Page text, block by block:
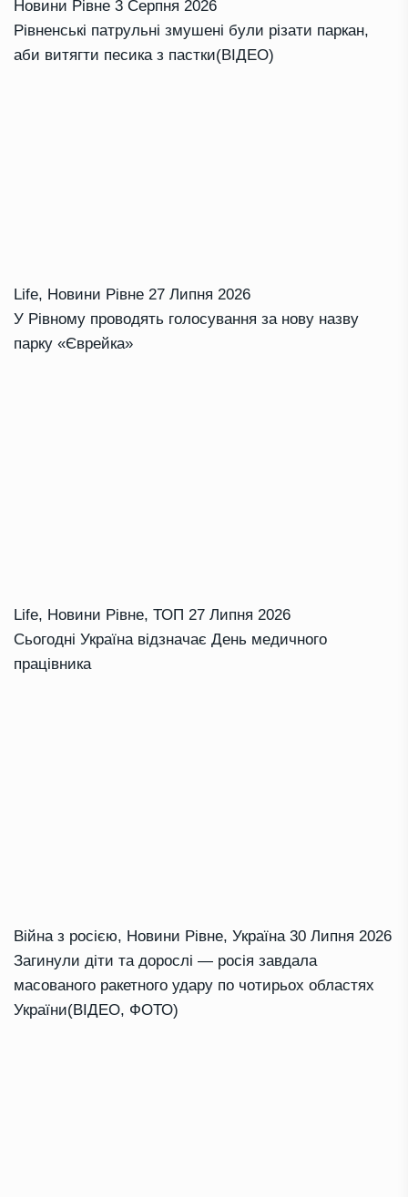
Новини Рівне 3 Серпня 2026
Рівненські патрульні змушені були різати паркан,
аби витягти песика з пастки(ВІДЕО)
Life, Новини Рівне 27 Липня 2026
У Рівному проводять голосування за нову назву
парку «Єврейка»
Life, Новини Рівне, ТОП 27 Липня 2026
Сьогодні Україна відзначає День медичного
працівника
Війна з росією, Новини Рівне, Україна 30 Липня 2026
Загинули діти та дорослі — росія завдала
масованого ракетного удару по чотирьох областях
України(ВІДЕО, ФОТО)